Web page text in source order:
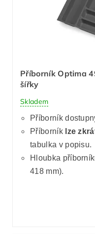
Příborník Optima
šířky
Skladem
Příborník
Příborník lze
tabulka v popisu.
Hloubka
418 mm).